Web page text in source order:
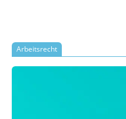
typische Praxisfälle und
Arbeitsrecht